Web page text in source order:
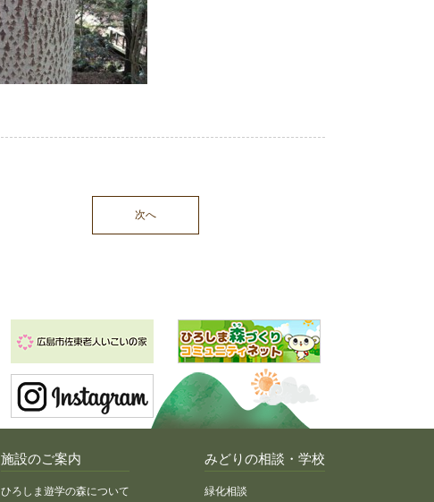
次へ
施設のご案内
ひろしま遊学の森について
みどりの相談・学校
緑化相談